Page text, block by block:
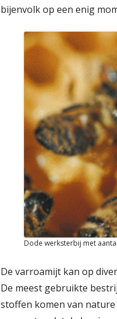
bijenvolk op een enig
Dode werksterbij met
De varroamijt kan op
De meest gebruikte
stoffen komen van